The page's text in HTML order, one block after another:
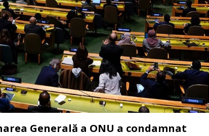
Generală a ONU a condamnat